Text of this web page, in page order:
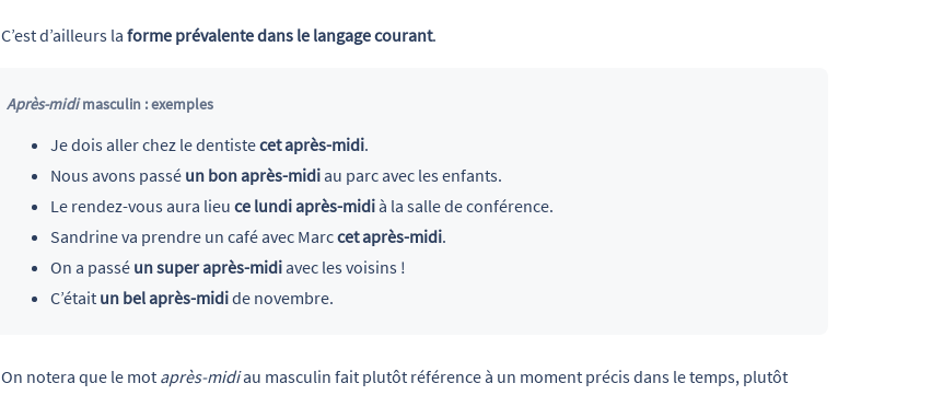
C’est d’ailleurs la forme prévalente dans le langage courant.
Après-midimasculin : exemples
Je dois aller chez le dentistecet après-midi.
Nous avons passé un bon après-midiau parc avec les enfants.
Le rendez-vous aura lieu ce lundi après-midià la salle de conférence.
Sandrine va prendre un café avec Marccet après-midi.
On a passé un super après-midiavec les voisins !
C’était un bel après-midide novembre.
On notera que le mot après-midiau masculin fait plutôt référence à un moment précis dans le temps, plutôt